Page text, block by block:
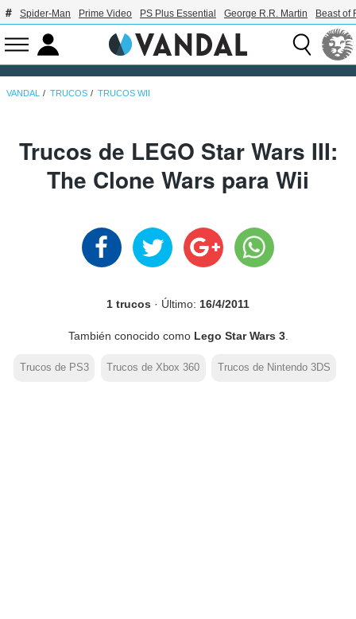
Spider-Man Prime Video PS Plus Essential George R.R. Martin Beast of
VANDAL TRUCOS TRUCOS WII
Trucos de LEGO Star Wars III:
The Clone Wars para Wii
1 trucos · Último: 16/4/2011
También conocido como Lego Star Wars 3.
Trucos de PS3 Trucos de Xbox 360 Trucos de Nintendo 3DS